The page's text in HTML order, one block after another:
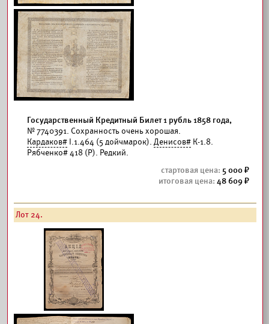
Государственный Кредитный Билет 1 рубль 1858 года,
№ 7740391. Сохранность очень хорошая.
Кардаков# I.1.464 (5 дойчмарок). Денисов# К-1.8.
Рябченко# 418 (Р). Редкий.
5 000
48 609
Лот 24.